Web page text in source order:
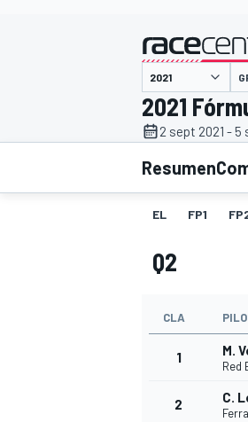
INDYCAR
2021
2 sept 2021 - 5
Resumen
EL FP1
Q2
CLA
1 M.
Red
2 C.